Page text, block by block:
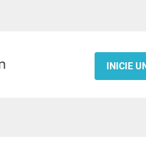
INICIE